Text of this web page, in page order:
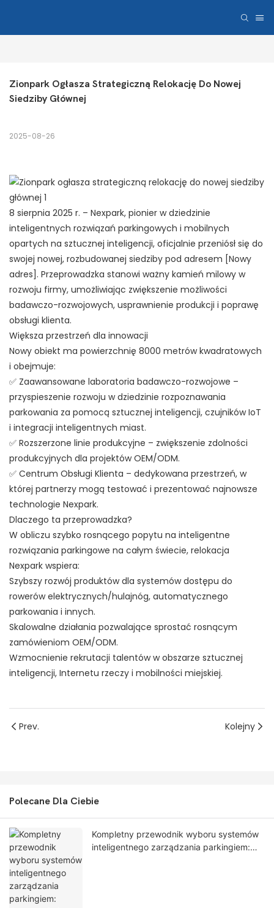
Zionpark Ogłasza Strategiczną Relokację Do Nowej
Siedziby Głównej
2025-08-26
8 sierpnia 2025 r. – Nexpark, pionier w dziedzinie
inteligentnych rozwiązań parkingowych i mobilnych
opartych na sztucznej inteligencji, oficjalnie przeniósł się do
swojej nowej, rozbudowanej siedziby pod adresem [Nowy
adres]. Przeprowadzka stanowi ważny kamień milowy w
rozwoju firmy, umożliwiając zwiększenie możliwości
badawczo-rozwojowych, usprawnienie produkcji i poprawę
obsługi klienta.
Większa przestrzeń dla innowacji
Nowy obiekt ma powierzchnię 8000 metrów kwadratowych
i obejmuje:
✅ Zaawansowane laboratoria badawczo-rozwojowe –
przyspieszenie rozwoju w dziedzinie rozpoznawania
parkowania za pomocą sztucznej inteligencji, czujników IoT
i integracji inteligentnych miast.
✅ Rozszerzone linie produkcyjne – zwiększenie zdolności
produkcyjnych dla projektów OEM/ODM.
✅ Centrum Obsługi Klienta – dedykowana przestrzeń, w
której partnerzy mogą testować i prezentować najnowsze
technologie Nexpark.
Dlaczego ta przeprowadzka?
W obliczu szybko rosnącego popytu na inteligentne
rozwiązania parkingowe na całym świecie, relokacja
Nexpark wspiera:
Szybszy rozwój produktów dla systemów dostępu do
rowerów elektrycznych/hulajnóg, automatycznego
parkowania i innych.
Skalowalne działania pozwalające sprostać rosnącym
zamówieniom OEM/ODM.
Wzmocnienie rekrutacji talentów w obszarze sztucznej
inteligencji, Internetu rzeczy i mobilności miejskiej.
Prev. Kolejny
Polecane Dla Ciebie
Kompletny przewodnik wyboru systemów
inteligentnego zarządzania parkingiem: